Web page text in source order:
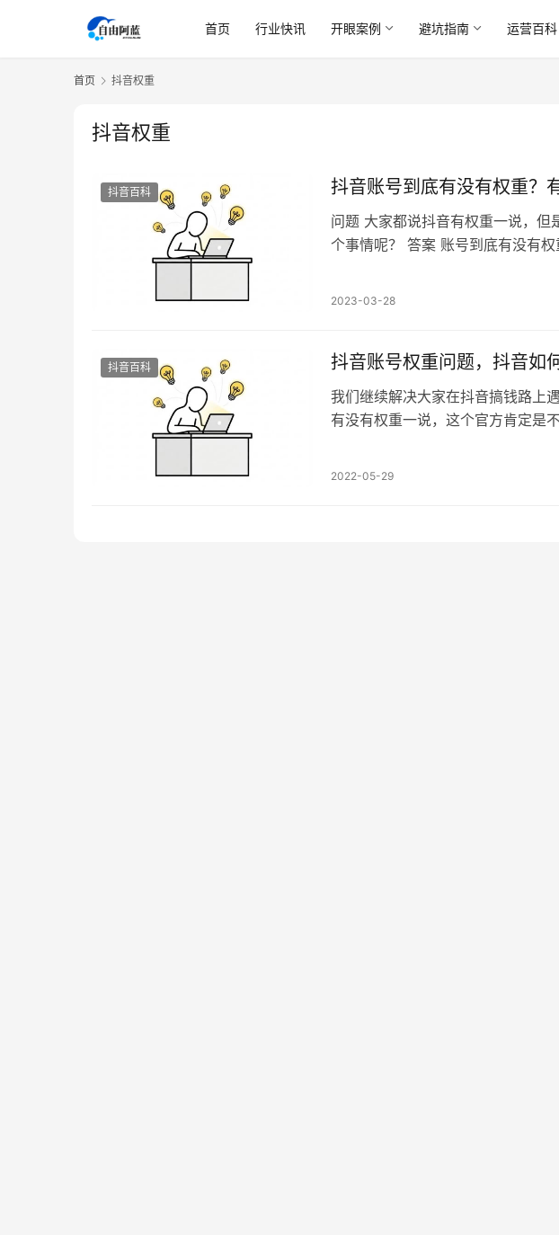
首页 行业快讯 开眼案例 避坑指南 运营百科
首页 抖音权重
抖音权重
抖音百科 抖音账号到底有没有权重？
问题 大家都说抖音有权重一说，但
个事情呢？ 答案 账号到底有没有
2023-03-28
抖音百科 抖音账号权重问题，抖音如
我们继续解决大家在抖音搞钱路上
有没有权重一说，这个官方肯定是
2022-05-29